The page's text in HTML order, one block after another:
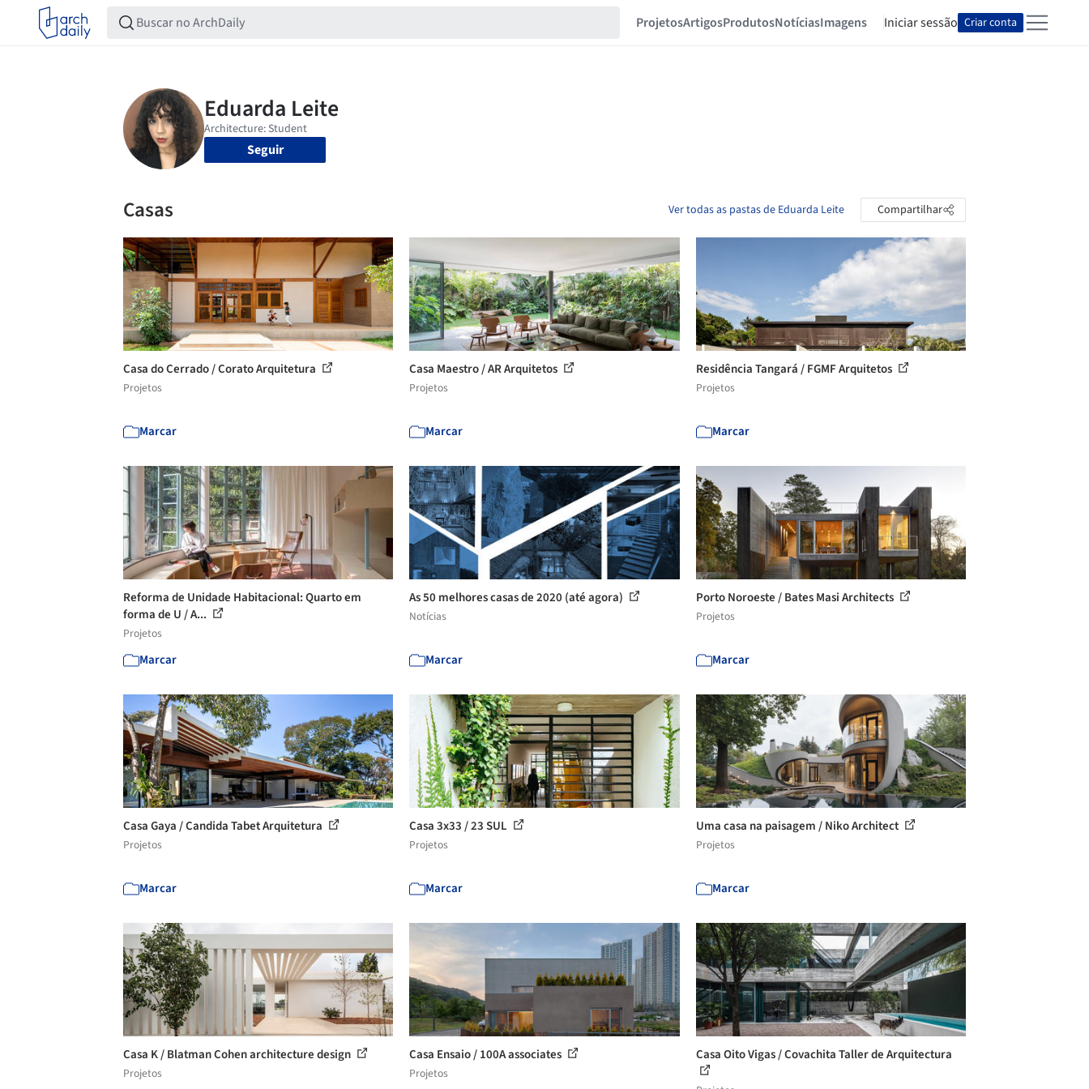
ProjetosArtigosProdutosNotíciasImagens Iniciar sessão Criar conta
Seguir
Casas Ver todas as pastas de Eduarda Leite Compartilhar
Casa do Cerrado / Corato Arquitetura
Projetos
Marcar
Casa Maestro / AR Arquitetos
Projetos
Marcar
Residência Tangará / FGMF Arquitetos
Projetos
Marcar
Reforma de Unidade Habitacional: Quarto em
forma de U / A...
Projetos
Marcar
As 50 melhores casas de 2020 (até agora)
Notícias
Marcar
Porto Noroeste / Bates Masi Architects
Projetos
Marcar
Casa Gaya / Candida Tabet Arquitetura
Projetos
Marcar
Casa 3x33 / 23 SUL
Projetos
Marcar
Uma casa na paisagem / Niko Architect
Projetos
Marcar
Casa K / Blatman Cohen architecture design
Projetos
Casa Ensaio / 100A associates
Projetos
Casa Oito Vigas / Covachita Taller de Arquitectura